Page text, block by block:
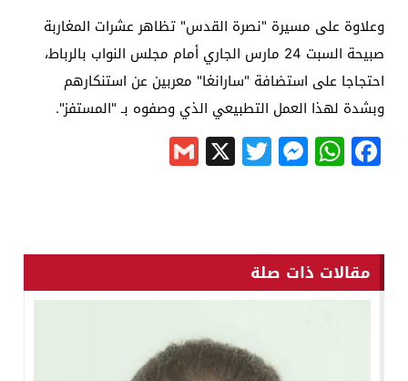
وعلاوة على مسيرة "نصرة القدس" تظاهر عشرات المغاربة
صبيحة السبت 24 مارس الجاري أمام مجلس النواب بالرباط،
احتجاجا على استضافة "سارانغا" معربين عن استنكارهم
وبشدة لهذا العمل التطبيعي الذي وصفوه بـ "المستفز".
Facebook
WhatsApp
Messenger
Twitter
X
مقالات ذات صلة